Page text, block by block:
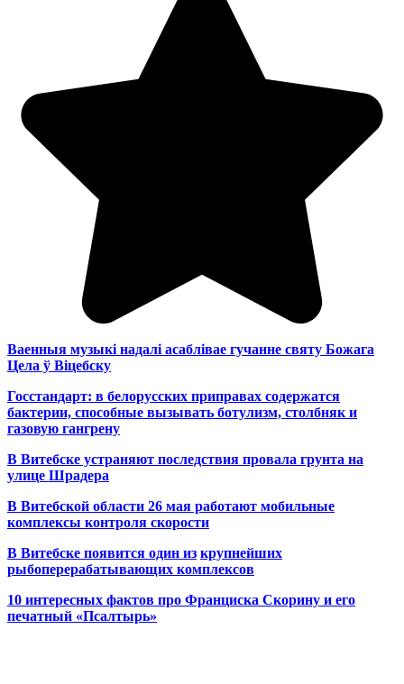
Ваенныя музыкі надалі асаблівае гучанне святу Божага
Цела ў Віцебску
Госстандарт: в белорусских приправах содержатся
бактерии, способные вызывать ботулизм, столбняк и
газовую гангрену
В Витебске устраняют последствия провала грунта на
улице Шрадера
В Витебской области 26 мая работают мобильные
комплексы контроля скорости
В Витебске появится один из крупнейших
рыбоперерабатывающих комплексов
10 интересных фактов про Франциска Скорину и его
печатный «Псалтырь»